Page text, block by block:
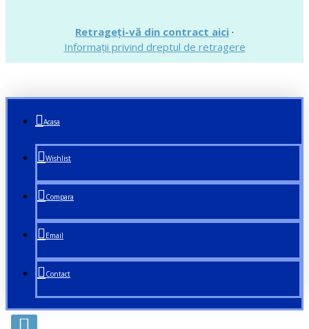
Retrageți-vă din contract aici ·
Informații privind dreptul de retragere
Acasa
Wishlist
Compara
Email
Contact